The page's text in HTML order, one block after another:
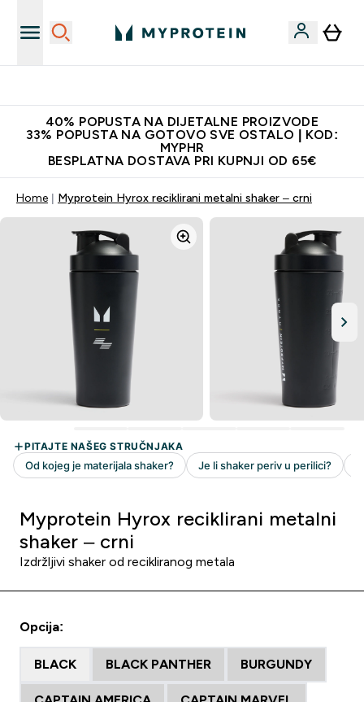
40% POPUSTA NA DIJETALNE PROIZVODE
33% POPUSTA NA GOTOVO SVE OSTALO | KOD:
MYPHR
BESPLATNA DOSTAVA PRI KUPNJI OD 65€
Home Myprotein Hyrox reciklirani metalni shaker – crni
Myprotein Hyrox reciklirani metalni
shaker – crni
Izdržljivi shaker od recikliranog metala
Opcija:
BLACK BLACK PANTHER BURGUNDY